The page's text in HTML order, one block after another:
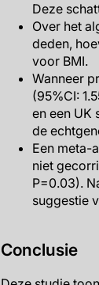
Deze
Over het
deden,
voor BMI.
Wanneer
(95%CI:
en een UK
de
Een meta-
niet
P=0.03).
suggestie
Conclusie